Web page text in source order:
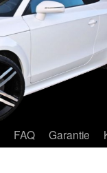
FAQ Garantie